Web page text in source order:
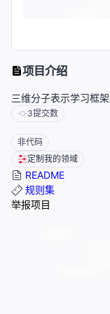
项目介绍
三维分子表示学习框
3提交数
非代码
定制我的领域
README
规则集
举报项目